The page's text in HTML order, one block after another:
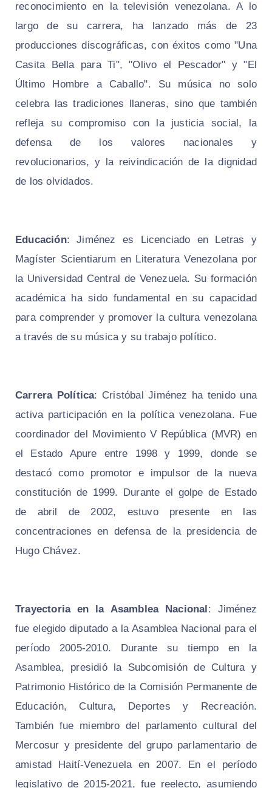
reconocimiento en la televisión venezolana. A lo
largo de su carrera, ha lanzado más de 23
producciones discográficas, con éxitos como "Una
Casita Bella para Ti", "Olivo el Pescador" y "El
Último Hombre a Caballo". Su música no solo
celebra las tradiciones llaneras, sino que también
refleja su compromiso con la justicia social, la
defensa de los valores nacionales y
revolucionarios, y la reivindicación de la dignidad
de los olvidados.
Educación: Jiménez es Licenciado en Letras y
Magíster Scientiarum en Literatura Venezolana por
la Universidad Central de Venezuela. Su formación
académica ha sido fundamental en su capacidad
para comprender y promover la cultura venezolana
a través de su música y su trabajo político.
Carrera Política: Cristóbal Jiménez ha tenido una
activa participación en la política venezolana. Fue
coordinador del Movimiento V República (MVR) en
el Estado Apure entre 1998 y 1999, donde se
destacó como promotor e impulsor de la nueva
constitución de 1999. Durante el golpe de Estado
de abril de 2002, estuvo presente en las
concentraciones en defensa de la presidencia de
Hugo Chávez.
Trayectoria en la Asamblea Nacional : Jiménez
fue elegido diputado a la Asamblea Nacional para el
período 2005-2010. Durante su tiempo en la
Asamblea, presidió la Subcomisión de Cultura y
Patrimonio Histórico de la Comisión Permanente de
Educación, Cultura, Deportes y Recreación.
También fue miembro del parlamento cultural del
Mercosur y presidente del grupo parlamentario de
amistad Haití-Venezuela en 2007. En el período
legislativo de 2015-2021, fue reelecto, asumiendo